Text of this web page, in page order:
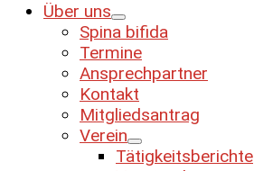
Über uns
Spina bifida
Termine
Ansprechpartner
Kontakt
Mitgliedsantrag
Verein
Tätigkeitsberichte